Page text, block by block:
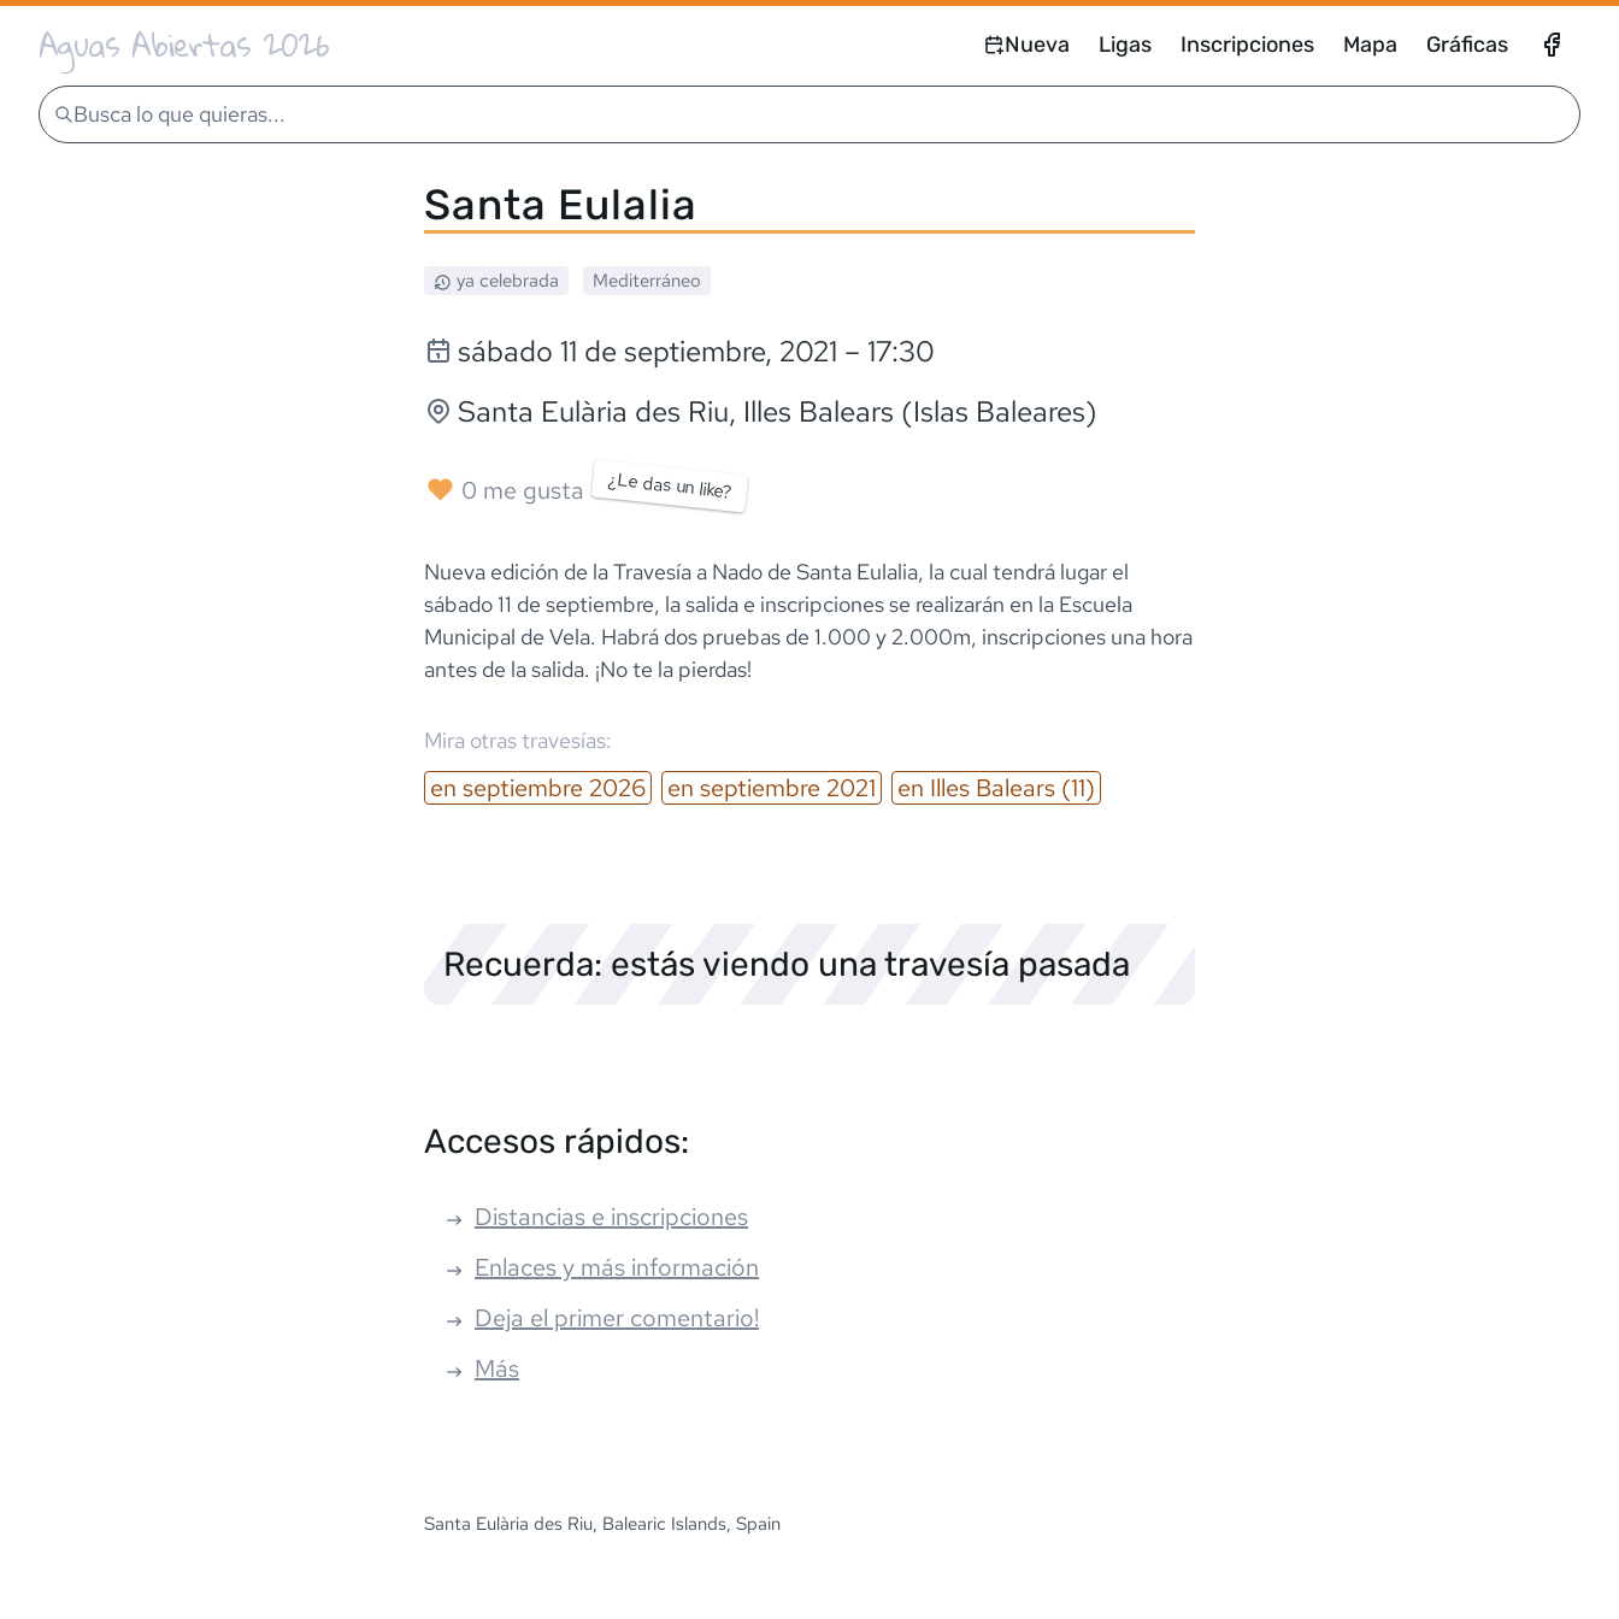
Aguas Abiertas 2026 Nueva Ligas Inscripciones Mapa Gráficas
Busca lo que quieras...
Santa Eulalia
ya celebrada Mediterráneo
sábado 11 de septiembre, 2021 – 17:30
Santa Eulària des Riu, Illes Balears (Islas Baleares)
0 me gusta ¿Le das un like?
Nueva edición de la Travesía a Nado de Santa Eulalia, la cual tendrá lugar el
sábado 11 de septiembre, la salida e inscripciones se realizarán en la Escuela
Municipal de Vela. Habrá dos pruebas de 1.000 y 2.000m, inscripciones una hora
antes de la salida. ¡No te la pierdas!
Mira otras travesías:
en septiembre 2026 en septiembre 2021 en Illes Balears (11)
Recuerda: estás viendo una travesía pasada
Accesos rápidos:
Distancias e inscripciones
Enlaces y más información
Deja el primer comentario!
Más
Santa Eulària des Riu, Balearic Islands, Spain